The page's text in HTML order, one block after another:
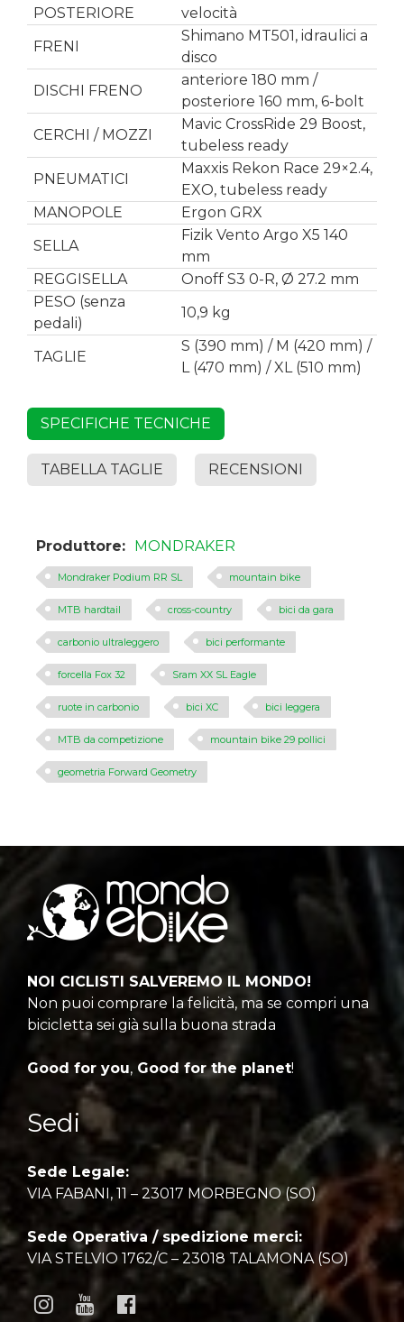
POSTERIORE
velocità
FRENI
Shimano MT501, idraulici a
disco
DISCHI FRENO
anteriore 180 mm /
posteriore 160 mm, 6-bolt
CERCHI / MOZZI
Mavic CrossRide 29 Boost,
tubeless ready
PNEUMATICI
Maxxis Rekon Race 29×2.4,
EXO, tubeless ready
MANOPOLE
Ergon GRX
SELLA
Fizik Vento Argo X5 140
mm
REGGISELLA
Onoff S3 0-R, Ø 27.2 mm
PESO (senza
pedali)
10,9 kg
TAGLIE
S (390 mm) / M (420 mm) /
L (470 mm) / XL (510 mm)
SPECIFICHE TECNICHE
TABELLA TAGLIE RECENSIONI
Produttore: MONDRAKER
Mondraker Podium RR SL mountain bike
MTB hardtail cross-country bici da gara
carbonio ultraleggero bici performante
forcella Fox 32 Sram XX SL Eagle
ruote in carbonio bici XC bici leggera
MTB da competizione mountain bike 29 pollici
geometria Forward Geometry
NOI CICLISTI SALVEREMO IL MONDO!
Non puoi comprare la felicità, ma se compri una
bicicletta sei già sulla buona strada
Good for you, Good for the planet!
Sedi
Sede Legale:
VIA FABANI, 11 – 23017 MORBEGNO (SO)
Sede Operativa / spedizione merci:
VIA STELVIO 1762/C – 23018 TALAMONA (SO)